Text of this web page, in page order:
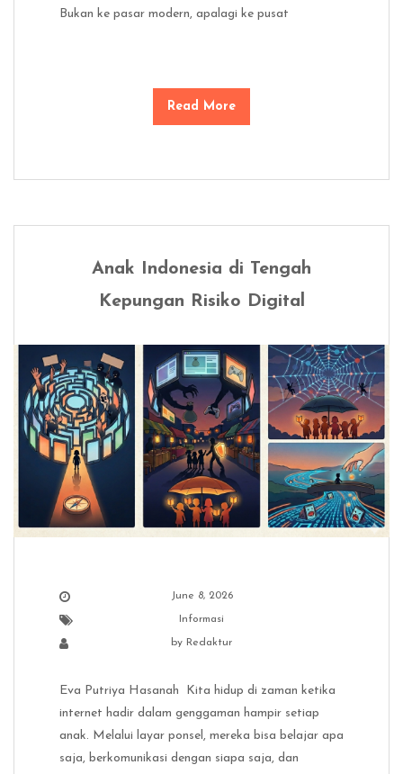
Bukan ke pasar modern, apalagi ke pusat
Read More
Anak Indonesia di Tengah
Kepungan Risiko Digital
June 8, 2026
Informasi
by Redaktur
Eva Putriya Hasanah Kita hidup di zaman ketika
internet hadir dalam genggaman hampir setiap
anak. Melalui layar ponsel, mereka bisa belajar apa
saja, berkomunikasi dengan siapa saja, dan